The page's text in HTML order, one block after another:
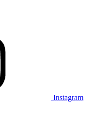
Instagram